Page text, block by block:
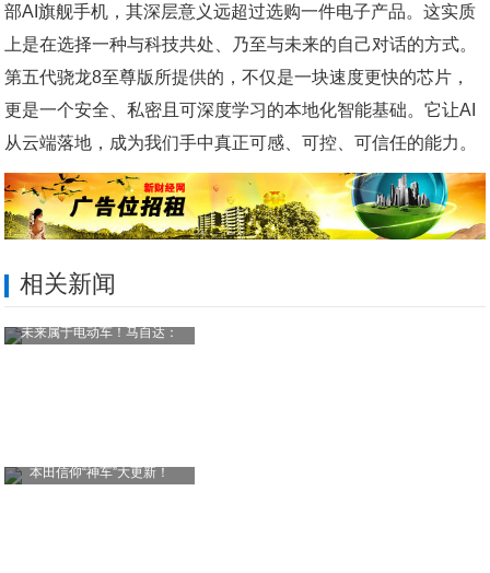
部AI旗舰手机，其深层意义远超过选购一件电子产品。这实质
上是在选择一种与科技共处、乃至与未来的自己对话的方式。
第五代骁龙8至尊版所提供的，不仅是一块速度更快的芯片，
更是一个安全、私密且可深度学习的本地化智能基础。它让AI
从云端落地，成为我们手中真正可感、可控、可信任的能力。
相关新闻
未来属于电动车！马自达：
本田信仰“神车”大更新！